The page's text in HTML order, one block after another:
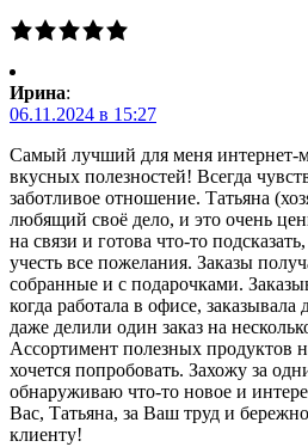
Ирина:
06.11.2024 в 15:27
Самый лучший для меня интернет-
вкусных полезностей! Всегда
заботливое отношение. Татьяна
любящий своё дело, и это очень
на связи и готова что-то
учесть все пожелания. Заказы
собранные и с подарочками.
когда работала в офисе, заказывала
даже делили один заказ на
Ассортимент полезных продуктов
хочется попробовать. Захожу за
обнаруживаю что-то новое и
Вас, Татьяна, за Ваш труд и
клиенту!